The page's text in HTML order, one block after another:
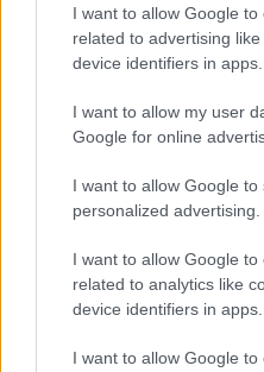
I want to allow Google to
related to advertising
device identifiers in apps.
I want to allow my user
Google for online
I want to allow Google to
personalized advertising.
I want to allow Google to
related to analytics like
device identifiers in apps.
I want to allow Google to
ΠΕΡΙΣΣΟΤΕΡΑ ΒΙΝΤΕΟ
Ακολουθήστε το
πρώτοι όλες τις ειδήσεις
Δείτε όλες τις τελευταίες
Ειδήσεις
ΔΙΑΒΑΣΤΕ ΠΕΡΙΣΣΟΤΕΡΑ ΚΙΛΚΊΣ